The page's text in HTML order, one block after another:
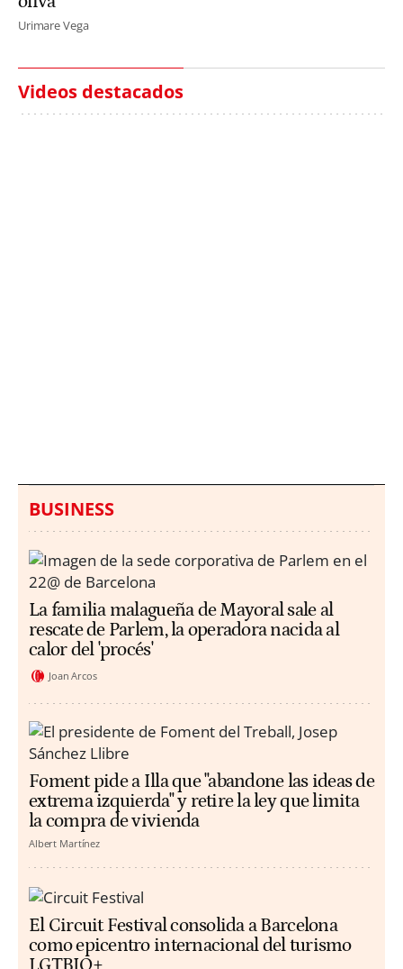
Urimare Vega
Videos destacados
BUSINESS
La familia malagueña de Mayoral sale al
rescate de Parlem, la operadora nacida al
calor del 'procés'
Joan Arcos
Foment pide a Illa que "abandone las ideas de
extrema izquierda" y retire la ley que limita
la compra de vivienda
Albert Martínez
El Circuit Festival consolida a Barcelona
como epicentro internacional del turismo